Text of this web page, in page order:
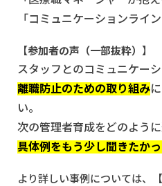
「コミュニケーションライ
【参加者の声（一部抜粋） 】
スタッフとのコミュニケーシ
離職防止のための取り組み
い。
次の管理者育成をどのように
具体例をもう少し聞きたか
より詳しい事例については、